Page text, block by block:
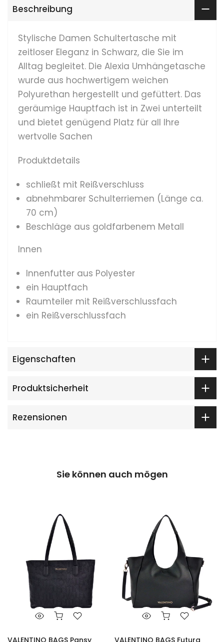
Beschreibung
Stylische Damen Schultertasche mit
zeitloser Eleganz in Schwarz, die Sie im
Alltag begleitet. Die Alexia Umhängetasche
wurde aus hochwertigem weichen
Polyurethan hergestellt und gefüttert. Das
geräumige Hauptfach ist in Zwei unterteilt
und bietet genügend Platz für all Ihre
wertvolle Sachen
Produktdetails
schließt mit Reißverschluss
abnehmbarer Schulterriemen (Länge ca.
70 cm)
Beschläge aus goldfarbenem Metall
Innen
Innenfutter aus Polyester
ein Hauptfach
Raumteiler mit Reißverschlussfach
ein Reißverschlussfach
Eigenschaften
Produktsicherheit
Rezensionen
Sie können auch mögen